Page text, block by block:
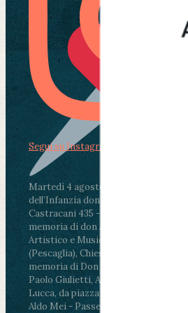
Martedì 4 agosto2026
ore 11:30 -
dell’Infanzia don Aldo Mei - Viale
Castracani 435 - Inaugurazione
memoria di don Aldo Mei curato dal
Artistico e Musicale “Passaglia”
(Pescaglia), Chiesa parrocchiale -
memoria di Don Aldo Mei celebrata
Paolo Giulietti, Arcivescovo di Lucca
Lucca, da piazza San Michele al
Aldo Mei - Passeggiata della
Segui su Instagram